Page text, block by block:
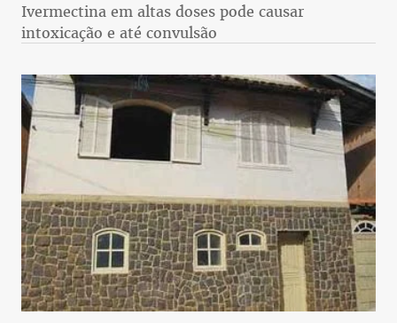
Ivermectina em altas doses pode causar
intoxicação e até convulsão